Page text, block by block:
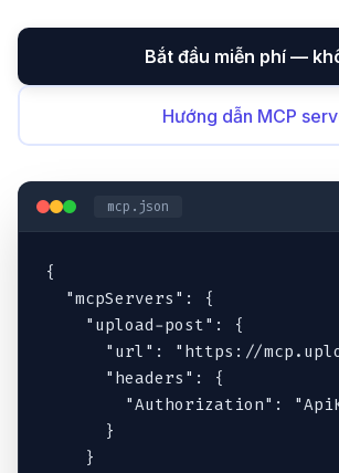
Bắt đầu miễn phí —
Hướng dẫn MCP
mcp.json
{
  "mcpServers": {
    "upload-post": {
"url": "https://
      "headers": {
"Authorization":
      }
    }